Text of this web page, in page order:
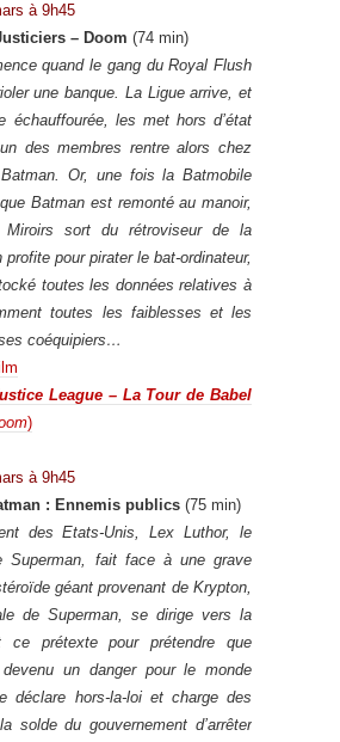
à 9h45
– Doom (74 min)
quand le gang du Royal Flush
une banque. La Ligue arrive, et
échauffourée, les met hors d’état
des membres rentre alors chez
Or, une fois la Batmobile
Batman est remonté au manoir,
sort du rétroviseur de la
pour pirater le bat-ordinateur,
toutes les données relatives à
toutes les faiblesses et les
coéquipiers…
League – La Tour de Babel
)
à 9h45
: Ennemis publics (75 min)
des Etats-Unis, Lex Luthor, le
Superman, fait face à une grave
géant provenant de Krypton,
de Superman, se dirige vers la
ce prétexte pour prétendre que
un danger pour le monde
déclare hors-la-loi et charge des
solde du gouvernement d’arrêter